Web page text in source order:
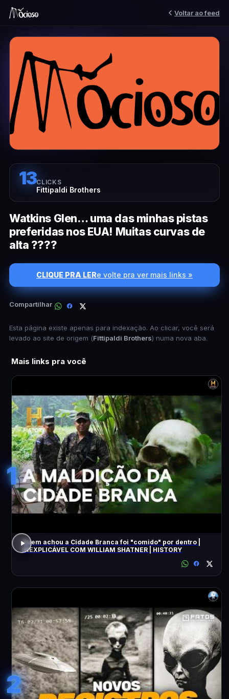
Voltar ao feed
13CLICKS
Fittipaldi Brothers
Watkins Glen… uma das minhas pistas
preferidas nos EUA! Muitas curvas de
alta ????
CLIQUE PRA LERe volte pra ver mais links »
Compartilhar
Esta página existe apenas para indexação. Ao clicar, você será
levado ao site de origem (Fittipaldi Brothers) numa nova aba.
Mais links pra você
1
Quem achou a Cidade Branca foi "comido" por dentro |
INEXPLICÁVEL COM WILLIAM SHATNER | HISTORY
2